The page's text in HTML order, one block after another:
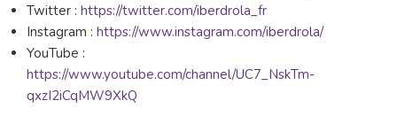
Twitter : https://twitter.com/iberdrola_fr
Instagram : https://www.instagram.com/iberdrola/
YouTube :
https://www.youtube.com/channel/UC7_NskTm-
qxzI2iCqMW9XkQ